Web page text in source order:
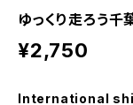
ゆっくり走ろう千
¥2,750
International